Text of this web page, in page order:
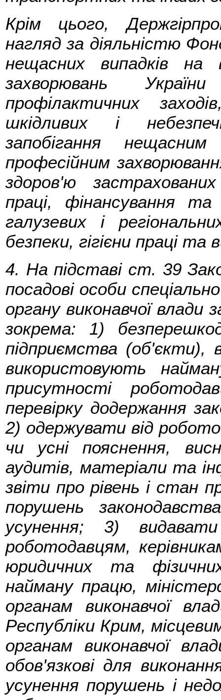
Крім цього,
нагляд за діяльністю
нещасних випадків на
захворювань
профілактичних
шкідливих і
запобігання
професійним
здоров'ю
праці, фінансування та
галузевих і
безпеки, гігієни праці
4. На підставі ст. 39
посадові особи
органу виконавчої
зокрема: 1)
підприємства (об'єкти),
використовують
присутності
перевірку додержання
2) одержувати від
чи усні пояснення,
аудитів, матеріали та
звіти про рівень і стан
порушень
усунення; 3)
роботодавцям,
юридичних та
найману працю,
органам виконавчої
Республіки Крим,
органам виконавчої
обов'язкові для
усунення порушень і